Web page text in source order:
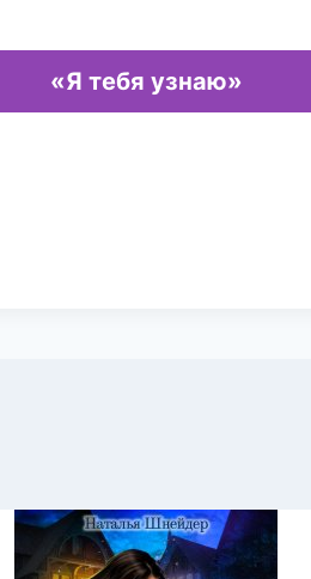
«Я тебя узнаю»